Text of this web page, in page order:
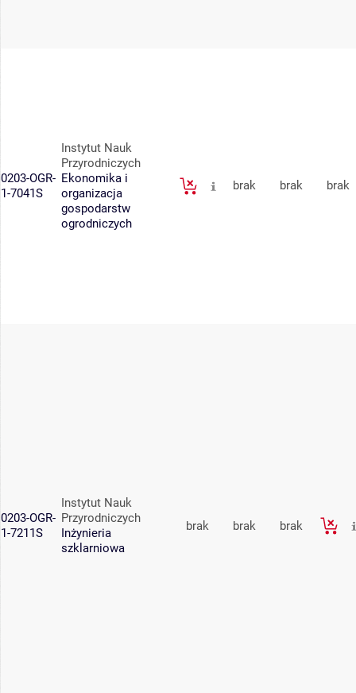
0203-OGR-
1-7041S
Instytut Nauk
Przyrodniczych
Ekonomika i
organizacja
gospodarstw
ogrodniczych
brak brak brak
0203-OGR-
1-7211S
Instytut Nauk
Przyrodniczych
Inżynieria
szklarniowa
brak brak brak